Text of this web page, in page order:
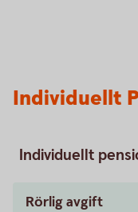
Individuellt
Individuellt
Rörlig avgift